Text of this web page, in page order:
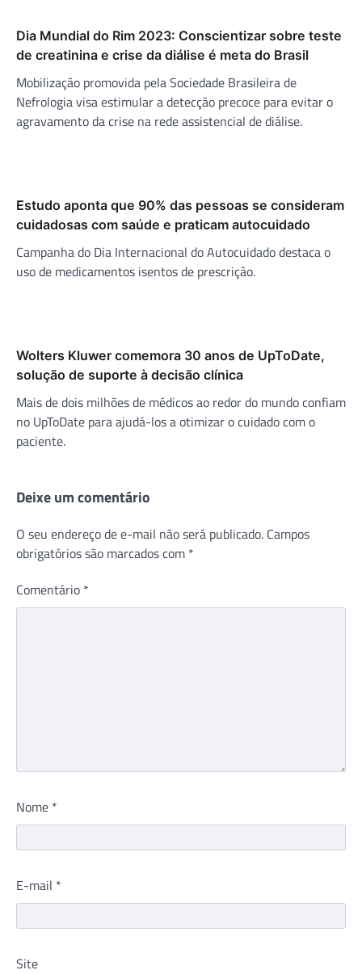
Dia Mundial do Rim 2023: Conscientizar sobre teste
de creatinina e crise da diálise é meta do Brasil
Mobilização promovida pela Sociedade Brasileira de
Nefrologia visa estimular a detecção precoce para evitar o
agravamento da crise na rede assistencial de diálise.
Estudo aponta que 90% das pessoas se consideram
cuidadosas com saúde e praticam autocuidado
Campanha do Dia Internacional do Autocuidado destaca o
uso de medicamentos isentos de prescrição.
Wolters Kluwer comemora 30 anos de UpToDate,
solução de suporte à decisão clínica
Mais de dois milhões de médicos ao redor do mundo confiam
no UpToDate para ajudá-los a otimizar o cuidado com o
paciente.
Deixe um comentário
O seu endereço de e-mail não será publicado. Campos
obrigatórios são marcados com *
Comentário *
Nome *
E-mail *
Site